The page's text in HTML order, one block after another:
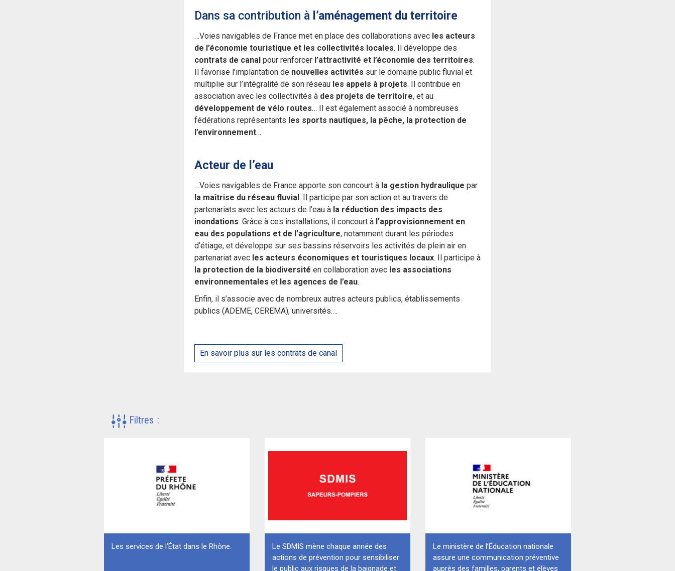
Dans sa contribution à l’aménagement du territoire
…Voies navigables de France met en place des collaborations avec les acteurs
de l’économie touristique et les collectivités locales. Il développe des
contrats de canal pour renforcer l’attractivité et l’économie des territoires.
Il favorise l’implantation de nouvelles activités sur le domaine public fluvial et
multiplie sur l’intégralité de son réseau les appels à projets. Il contribue en
association avec les collectivités à des projets de territoire, et au
développement de vélo routes… Il est également associé à nombreuses
fédérations représentants les sports nautiques, la pêche, la protection de
l’environnement…
Acteur de l’eau
…Voies navigables de France apporte son concourt à la gestion hydraulique par
la maîtrise du réseau fluvial. Il participe par son action et au travers de
partenariats avec les acteurs de l’eau à la réduction des impacts des
inondations. Grâce à ces installations, il concourt à l’approvisionnement en
eau des populations et de l’agriculture, notamment durant les périodes
d’étiage, et développe sur ses bassins réservoirs les activités de plein air en
partenariat avec les acteurs économiques et touristiques locaux. Il participe à
la protection de la biodiversité en collaboration avec les associations
environnementales et les agences de l’eau.
Enfin, il s’associe avec de nombreux autres acteurs publics, établissements
publics (ADEME, CEREMA), universités….
En savoir plus sur les contrats de canal
Filtres :
Les services de l’État dans le Rhône.
Le SDMIS mène chaque année des
actions de prévention pour sensibiliser
le public aux risques de la baignade et
Le ministère de l’Éducation nationale
assure une communication préventive
auprès des familles, parents et élèves